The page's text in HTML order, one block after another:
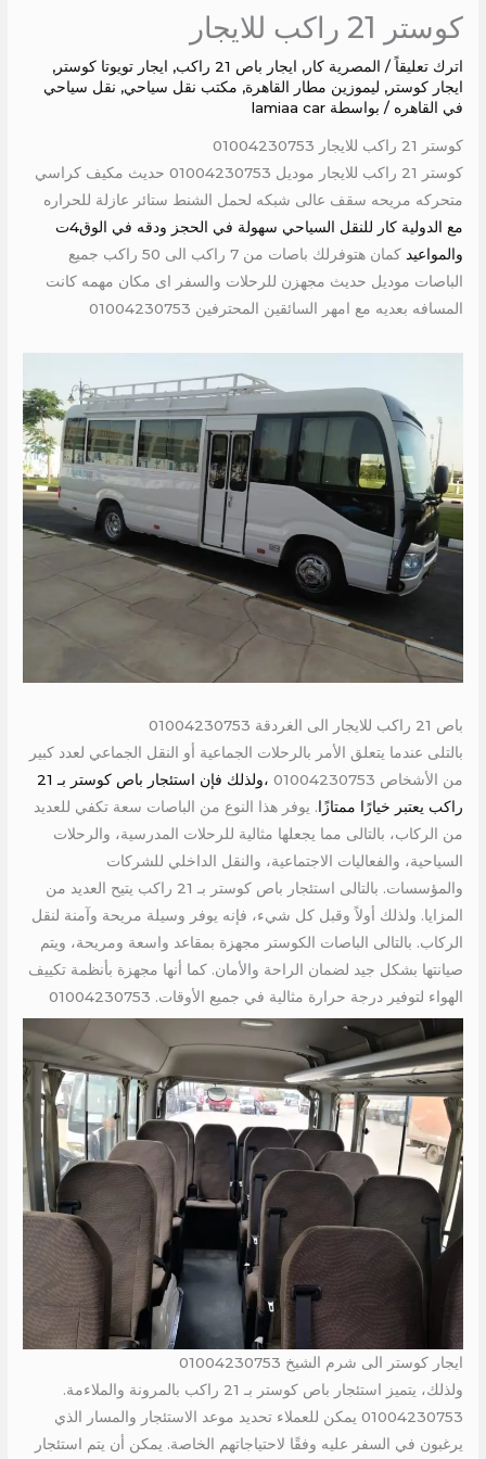
كوستر 21 راكب للايجار
اترك تعليقاً / المصرية كار, ايجار باص 21 راكب , ايجار تويوتا كوستر,
ايجار كوستر, ليموزين مطار القاهرة, مكتب نقل سياحي, نقل سياحي
في القاهره / بواسطة lamiaa car
كوستر 21 راكب للايجار 01004230753
كوستر 21 راكب للايجار موديل 01004230753 حديث مكيف كراسي
متحركه مريحه سقف عالى شبكه لحمل الشنط ستائر عازلة للحراره
مع الدولية كار للنقل السياحي سهولة في الحجز ودقه في الوق4ت
والمواعيد
كمان هتوفرلك باصات من 7 راكب الى 50 راكب جميع
الباصات موديل حديث مجهزن للرحلات والسفر اى مكان مهمه كانت
المسافه بعديه مع امهر السائقين المحترفين 01004230753
باص 21 راكب للايجار الى الغردقة 01004230753
بالتلى عندما يتعلق الأمر بالرحلات الجماعية أو النقل الجماعي لعدد كبير
من الأشخاص 01004230753
،ولذلك فإن استئجار باص كوستر بـ 21
راكب يعتبر خيارًا ممتازًا. يوفر هذا النوع من الباصات سعة تكفي للعديد
من الركاب، بالتالى مما يجعلها مثالية للرحلات المدرسية، والرحلات
السياحية، والفعاليات الاجتماعية، والنقل الداخلي للشركات
والمؤسسات. بالتالى استئجار باص كوستر بـ 21 راكب يتيح العديد من
المزايا. ولذلك أولاً وقبل كل شيء، فإنه يوفر وسيلة مريحة وآمنة لنقل
الركاب. بالتالى الباصات الكوستر مجهزة بمقاعد واسعة ومريحة، ويتم
صيانتها بشكل جيد لضمان الراحة والأمان. كما أنها مجهزة بأنظمة تكييف
الهواء لتوفير درجة حرارة مثالية في جميع الأوقات. 01004230753
ايجار كوستر الى شرم الشيخ 01004230753
ولذلك، يتميز استئجار باص كوستر بـ 21 راكب بالمرونة والملاءمة.
01004230753 يمكن للعملاء تحديد موعد الاستئجار والمسار الذي
يرغبون في السفر عليه وفقًا لاحتياجاتهم الخاصة. يمكن أن يتم استئجار